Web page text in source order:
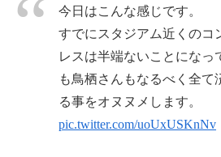
今日はこんな感じです。
すでにスタジアム近くのコ
レスは半端ないことになっ
も鳥栖さんもなるべく全て
る事をオヌヌメします。
pic.twitter.com/uoUxUSKnNv